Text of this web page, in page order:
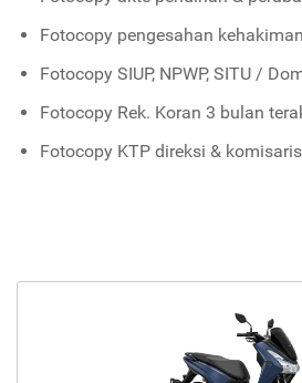
Fotocopy pengesahan
Fotocopy SIUP, NPWP, SITU /
Fotocopy Rek. Koran 3 bulan
Fotocopy KTP direksi &